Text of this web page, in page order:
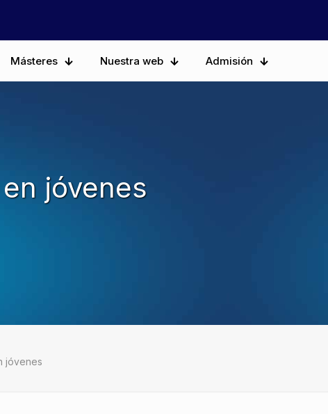
Másteres Nuestra web Admisión
jóvenes
jóvenes